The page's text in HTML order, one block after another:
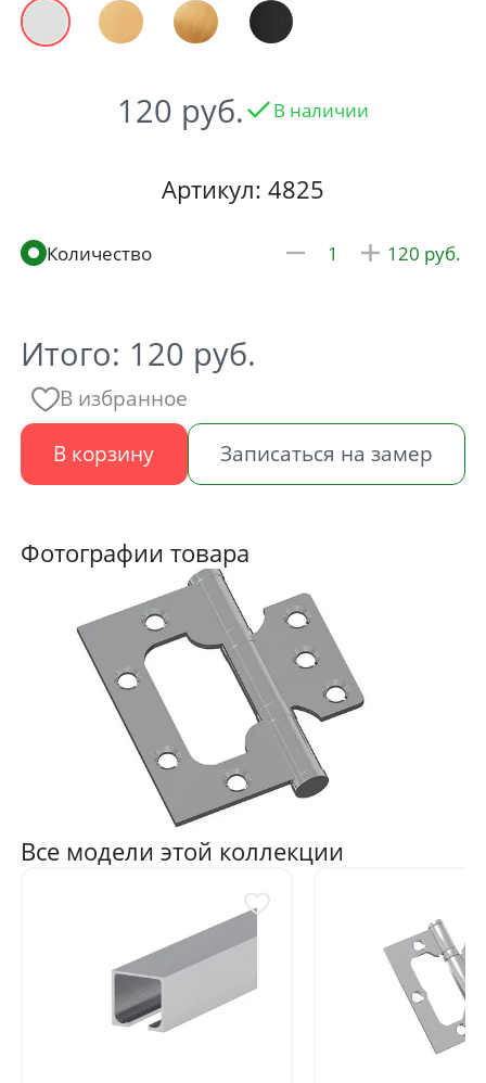
120 В наличии
Артикул: 4825
120
Итого: 120 руб.
В избранное
В корзину
Записаться на замер
Фотографии товара
Все модели этой коллекции